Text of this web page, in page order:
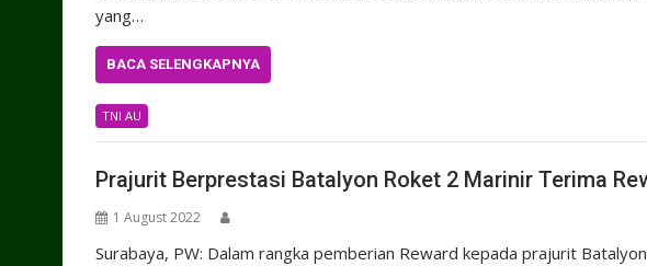
yang…
BACA SELENGKAPNYA
TNI AU
Prajurit Berprestasi Batalyon Roket 2 Marinir Terima
1 August 2022
Surabaya, PW: Dalam rangka pemberian Reward kepada prajurit